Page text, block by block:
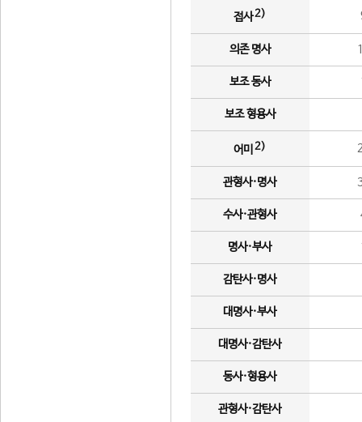
접사2)
의존 명사
보조 동사
보조 형용사
어미 2)
관형사·명사
수사·관형사
명사·부사
감탄사·명사
대명사·부사
대명사·감탄사
동사·형용사
관형사·감탄사